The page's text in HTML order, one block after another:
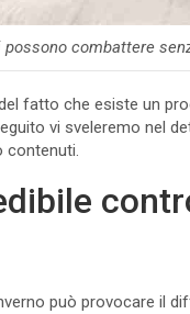
combattere
fatto che esiste un
vi sveleremo nel
contenuti.
può provocare il